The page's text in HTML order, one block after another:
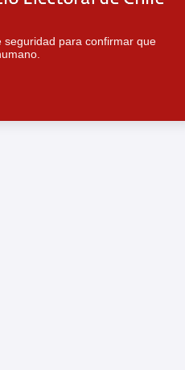
seguridad para confirmar que